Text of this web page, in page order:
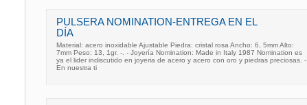
PULSERA NOMINATION-ENTREGA EN EL
DÍA
Material: acero inoxidable Ajustable Piedra: cristal rosa Ancho: 6, 5mm Alto:
7mm Peso: 13, 1gr. -. - Joyería Nomination: Made in Italy 1987 Nomination es
ya el lider indiscutido en joyeria de acero y acero con oro y piedras preciosas. -
En nuestra ti